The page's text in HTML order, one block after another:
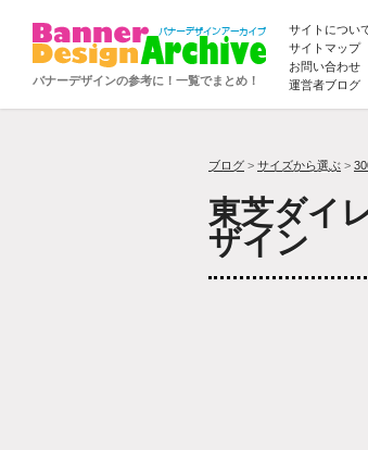
バナーデザインの参考に！一覧でまとめ！
サイトについ
サイトマップ
お問い合わせ
運営者ブログ
ブログ > サイズから選ぶ >
東芝ダイ
ザイン